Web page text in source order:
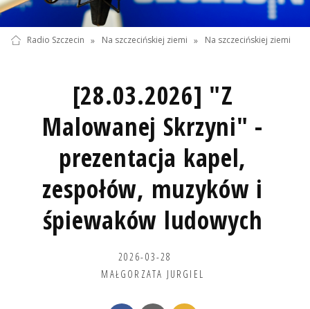
Radio Szczecin » Na szczecińskiej ziemi » Na szczecińskiej ziemi
[28.03.2026] "Z
Malowanej Skrzyni" -
prezentacja kapel,
zespołów, muzyków i
śpiewaków ludowych
2026-03-28
MAŁGORZATA JURGIEL